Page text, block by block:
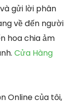
gửi lời phân
về đến người
hoa chia ảm
Cửa Hàng
Online của tôi,